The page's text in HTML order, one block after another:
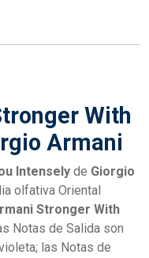
With
Armani
Intensely de Giorgio
olfativa Oriental
Stronger With
Notas de Salida son
las Notas de